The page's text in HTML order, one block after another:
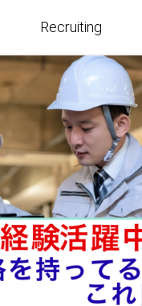
Recruiting